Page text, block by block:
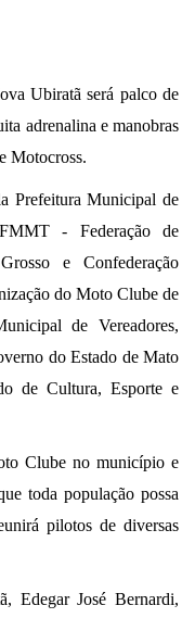
Ubiratã será palco de
adrenalina e manobras
Motocross.
Prefeitura Municipal de
- Federação de
e Confederação
do Moto Clube de
de Vereadores,
do Estado de Mato
de Cultura, Esporte e
Clube no município e
toda população possa
pilotos de diversas
Edegar José Bernardi,